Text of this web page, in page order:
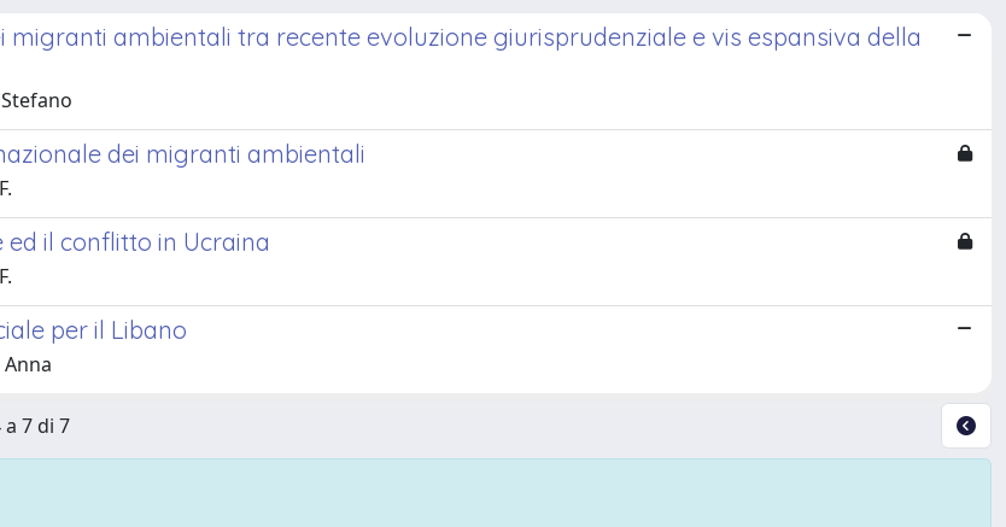
migranti ambientali tra recente evoluzione giurisprudenziale e vis espansiva della
dei migranti ambientali
ed il conflitto in Ucraina
per il Libano
7 di 7